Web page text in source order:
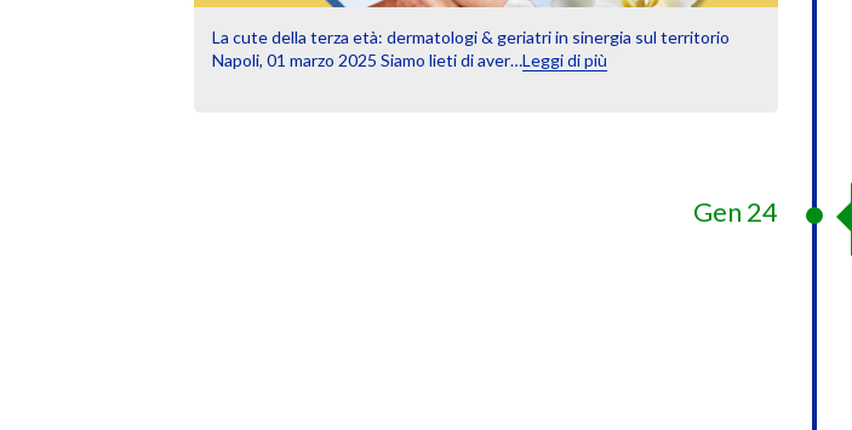
La cute della terza età: dermatologi & geriatri in sinergia sul territorio
Napoli, 01 marzo 2025 Siamo lieti di aver…Leggi di più
Gen 24